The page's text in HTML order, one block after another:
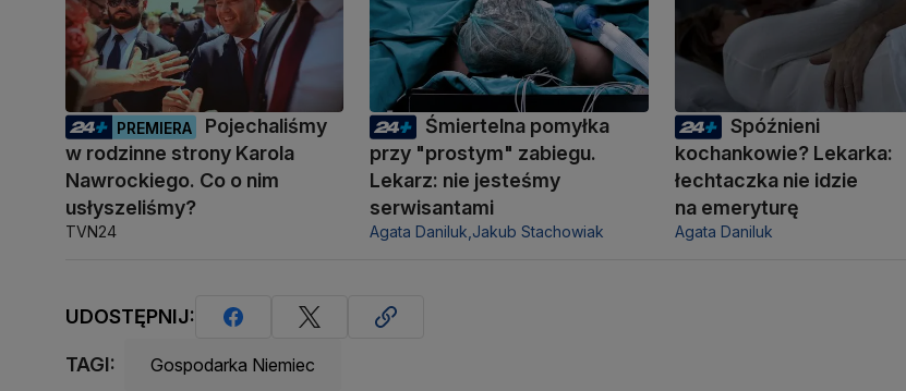
PREMIERA
Pojechaliśmy
w rodzinne strony Karola
Nawrockiego. Co o nim
usłyszeliśmy?
TVN24
Śmiertelna pomyłka
przy "prostym" zabiegu.
Lekarz: nie jesteśmy
serwisantami
Agata Daniluk, Jakub Stachowiak
Spóźnieni
kochankowie? Lekarka:
łechtaczka nie idzie
na emeryturę
Agata Daniluk
UDOSTĘPNIJ:
TAGI: Gospodarka Niemiec